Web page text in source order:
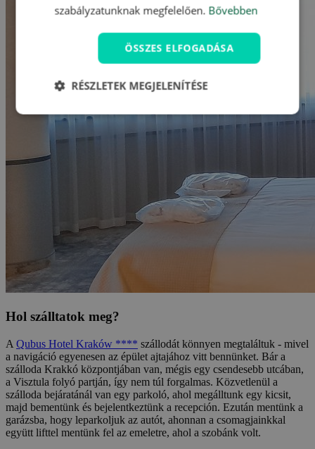
Hol szálltatok meg?
A Qubus Hotel Kraków **** szállodát könnyen megtaláltuk - mivel
a navigáció egyenesen az épület ajtajához vitt bennünket. Bár a
szálloda Krakkó központjában van, mégis egy csendesebb utcában,
a Visztula folyó partján, így nem túl forgalmas. Közvetlenül a
szálloda bejáratánál van egy parkoló, ahol megálltunk egy kicsit,
majd bementünk és bejelentkeztünk a recepción. Ezután mentünk a
garázsba, hogy leparkoljuk az autót, ahonnan a csomagjainkkal
együtt lifttel mentünk fel az emeletre, ahol a szobánk volt.
szabályzatunknak megfelelően. Bővebben
ÖSSZES ELFOGADÁSA
RÉSZLETEK MEGJELENÍTÉSE